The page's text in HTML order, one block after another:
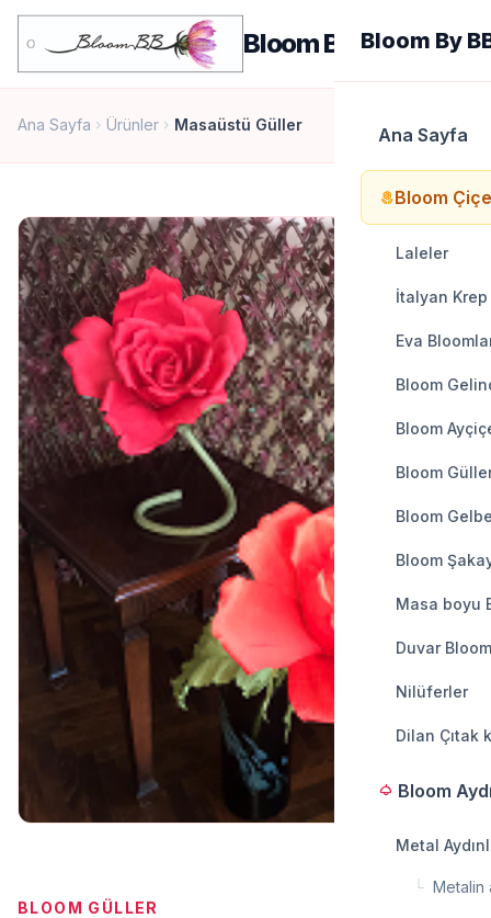
Bloom By BBBloom By
Ana Sayfa
local_floristBloom
Laleler
İtalyan
Eva
Bloom
Bloom
Bloom
Bloom
Bloom
Masa boyu
Duvar
Nilüferler
Dilan Çıtak
light Bloom
Metal
└ Metalin
Ana Sayfa chevron_right Ürünler chevron_right Masaüstü Güller
BLOOM GÜLLER